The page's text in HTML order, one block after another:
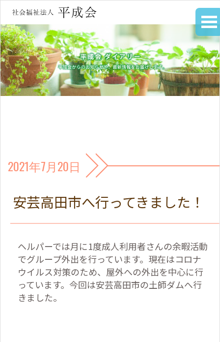
2021年7月20日
安芸高田市へ行ってきました！
ヘルパーでは月に1度成人利用者さんの余暇活動
でグループ外出を行っています。現在はコロナ
ウイルス対策のため、屋外への外出を中心に行
っています。今回は安芸高田市の土師ダムへ行
きました。